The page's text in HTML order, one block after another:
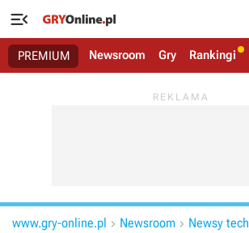

PREMIUM Newsroom Gry Rankingi
www.gry-online.pl  Newsroom  Newsy tech